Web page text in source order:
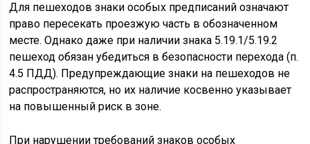
Для пешеходов знаки особых предписаний означают
право пересекать проезжую часть в обозначенном
месте. Однако даже при наличии знака 5.19.1/5.19.2
пешеход обязан убедиться в безопасности перехода (п.
4.5 ПДД). Предупреждающие знаки на пешеходов не
распространяются, но их наличие косвенно указывает
на повышенный риск в зоне.
При нарушении требований знаков особых